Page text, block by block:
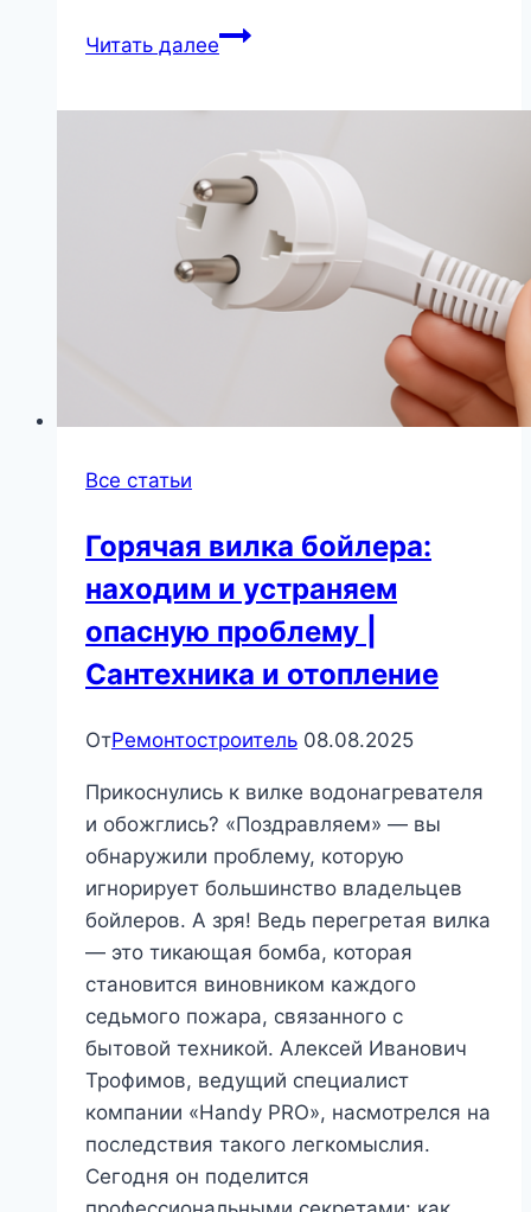
Читать далееДекорирование
Все статьи
Горячая вилка бойлера:
находим и устраняем
опасную проблему |
Сантехника и отопление
ОтРемонтостроитель 08.08.2025
Прикоснулись к вилке водонагревателя
и обожглись? «Поздравляем» — вы
обнаружили проблему, которую
игнорирует большинство владельцев
бойлеров. А зря! Ведь перегретая вилка
— это тикающая бомба, которая
становится виновником каждого
седьмого пожара, связанного с
бытовой техникой. Алексей Иванович
Трофимов, ведущий специалист
компании «Handy PRO», насмотрелся на
последствия такого легкомыслия.
Сегодня он поделится